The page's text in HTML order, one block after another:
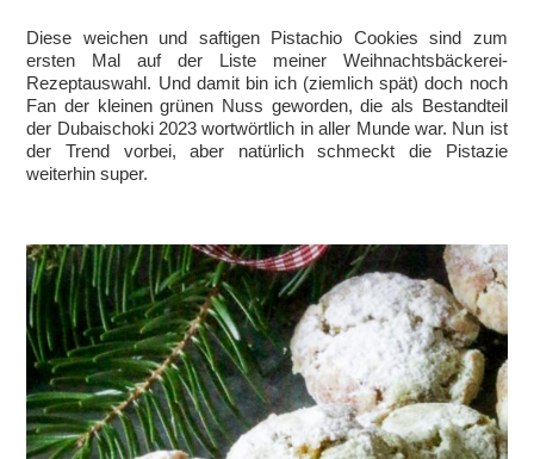
Diese weichen und saftigen Pistachio Cookies sind zum
ersten Mal auf der Liste meiner Weihnachtsbäckerei-
Rezeptauswahl. Und damit bin ich (ziemlich spät) doch noch
Fan der kleinen grünen Nuss geworden, die als Bestandteil
der Dubaischoki 2023 wortwörtlich in aller Munde war. Nun ist
der Trend vorbei, aber natürlich schmeckt die Pistazie
weiterhin super.